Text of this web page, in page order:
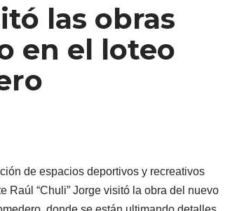
las obras
en el loteo
de espacios deportivos y recreativos
Raúl “Chuli” Jorge visitó la obra del nuevo